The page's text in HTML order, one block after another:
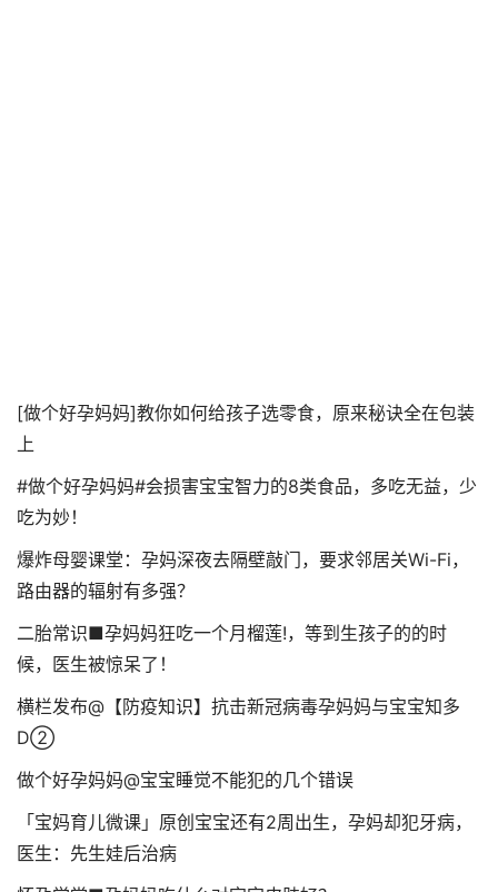
[做个好孕妈妈]教你如何给孩子选零食，原来秘诀全在包装
上
#做个好孕妈妈#会损害宝宝智力的8类食品，多吃无益，少
吃为妙！
爆炸母婴课堂：孕妈深夜去隔壁敲门，要求邻居关Wi-Fi，
路由器的辐射有多强？
二胎常识■孕妈妈狂吃一个月榴莲!，等到生孩子的的时
候，医生被惊呆了！
横栏发布@【防疫知识】抗击新冠病毒孕妈妈与宝宝知多
D②
做个好孕妈妈@宝宝睡觉不能犯的几个错误
「宝妈育儿微课」原创宝宝还有2周出生，孕妈却犯牙病，
医生：先生娃后治病